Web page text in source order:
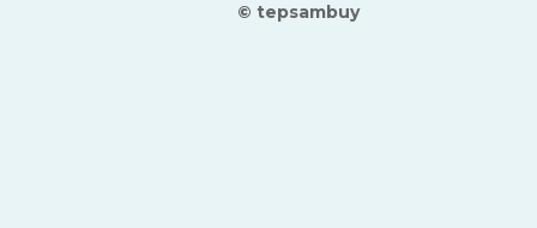
© tepsambuy